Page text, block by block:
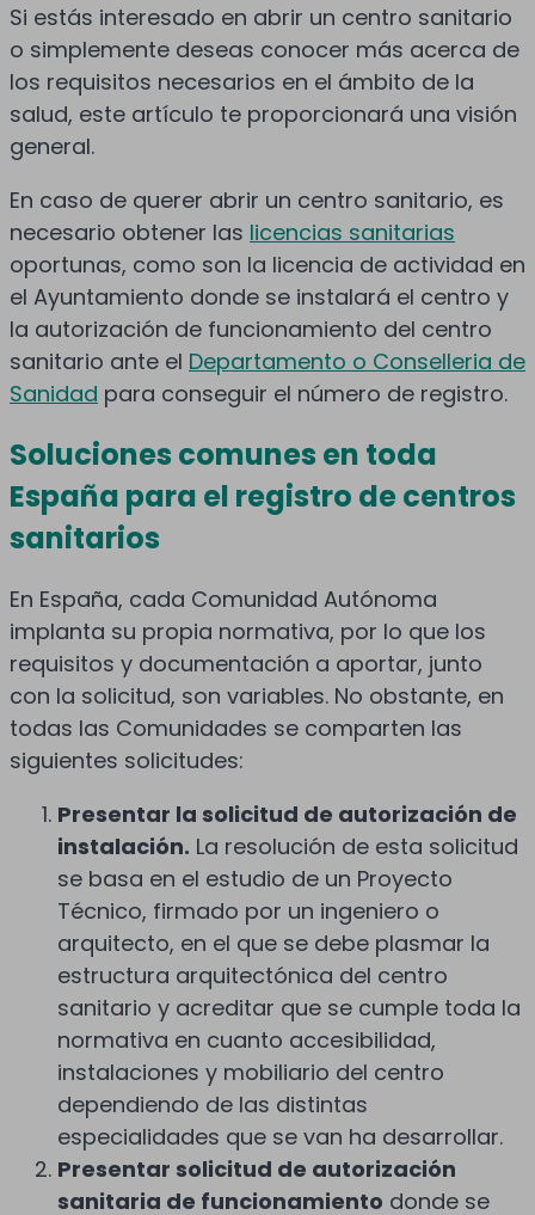
Si estás interesado en abrir un centro sanitario
o simplemente deseas conocer más acerca de
los requisitos necesarios en el ámbito de la
salud, este artículo te proporcionará una visión
general.
En caso de querer abrir un centro sanitario, es
necesario obtener las licencias sanitarias
oportunas, como son la licencia de actividad en
el Ayuntamiento donde se instalará el centro y
la autorización de funcionamiento del centro
sanitario ante el Departamento o Conselleria de
Sanidad para conseguir el número de registro.
Soluciones comunes en toda
España para el registro de centros
sanitarios
En España, cada Comunidad Autónoma
implanta su propia normativa, por lo que los
requisitos y documentación a aportar, junto
con la solicitud, son variables. No obstante, en
todas las Comunidades se comparten las
siguientes solicitudes:
Presentar la solicitud de autorización de
instalación. La resolución de esta solicitud
se basa en el estudio de un Proyecto
Técnico, firmado por un ingeniero o
arquitecto, en el que se debe plasmar la
estructura arquitectónica del centro
sanitario y acreditar que se cumple toda la
normativa en cuanto accesibilidad,
instalaciones y mobiliario del centro
dependiendo de las distintas
especialidades que se van ha desarrollar.
Presentar solicitud de autorización
sanitaria de funcionamiento donde se